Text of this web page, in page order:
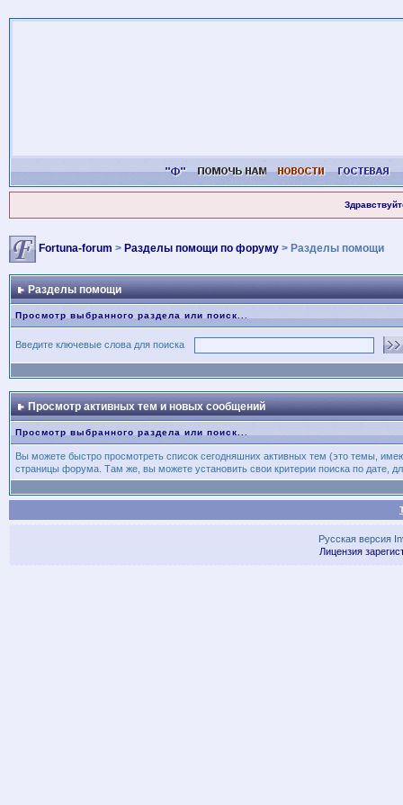
Fortuna-forum > Разделы помощи по форуму> Разделы помощи
Разделы помощи
Просмотр выбранного раздела или поиск...
Введите ключевые слова для поиска
Просмотр активных тем и новых сообщений
Просмотр выбранного раздела или поиск...
Вы можете быстро просмотреть список сегодняшних активных тем (это темы,
страницы форума. Там же, вы можете установить свои критерии поиска по дате,
Русская версия
Лицензия